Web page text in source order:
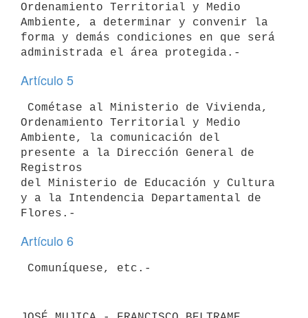
Ordenamiento Territorial y Medio
Ambiente, a determinar y convenir la
forma y demás condiciones en que será
Artículo 5
Ordenamiento Territorial y Medio
Ambiente, la comunicación del
presente a la Dirección General de
Registros
del Ministerio de Educación y Cultura
y a la Intendencia Departamental de
Artículo 6